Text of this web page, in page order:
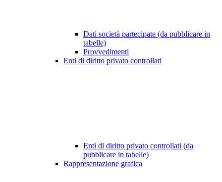
Dati società partecipate (da pubblicare in
tabelle)
Provvedimenti
Enti di diritto privato controllati
Enti di diritto privato controllati (da
pubblicare in tabelle)
Rappresentazione grafica